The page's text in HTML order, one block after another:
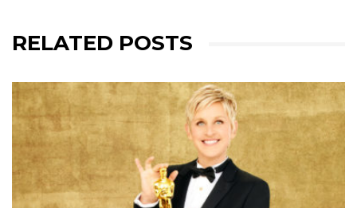
RELATED POSTS